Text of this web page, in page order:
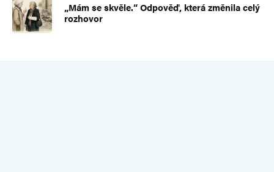
„Mám se skvěle.“ Odpověď, která změnila celý
rozhovor